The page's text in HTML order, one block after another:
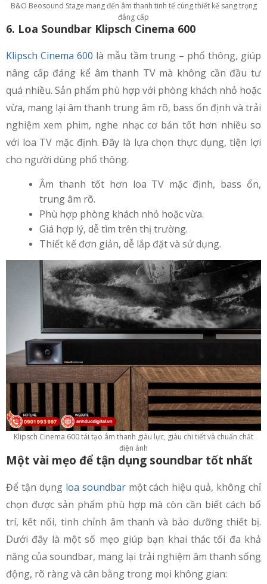
B&O Beosound Stage mang đến âm thanh tinh tế cùng thiết kế sang trọng
đẳng cấp
6. Loa Soundbar Klipsch Cinema 600
Klipsch Cinema 600 là mẫu tầm trung – phổ thông, giúp
nâng cấp đáng kể âm thanh TV mà không cần đầu tư
quá nhiều. Sản phẩm phù hợp với phòng khách nhỏ hoặc
vừa, mang lại âm thanh trung âm rõ, bass ổn định và trải
nghiệm xem phim, nghe nhạc cơ bản tốt hơn nhiều so
với loa TV mặc định. Đây là lựa chọn thực dụng, tiện lợi
cho người dùng phổ thông.
Âm thanh tốt hơn loa TV mặc định, bass ổn,
trung âm rõ.
Phù hợp phòng khách nhỏ hoặc vừa.
Giá hợp lý, dễ tìm trên thị trường.
Thiết kế đơn giản, dễ lắp đặt và sử dụng.
Klipsch Cinema 600 tái tạo âm thanh giàu lực, giàu chi tiết và chuẩn chất
điện ảnh
Một vài mẹo để tận dụng soundbar tốt nhất
Để tận dụng loa soundbarmột cách hiệu quả, không chỉ
chọn được sản phẩm phù hợp mà còn cần biết cách bố
trí, kết nối, tinh chỉnh âm thanh và bảo dưỡng thiết bị.
Dưới đây là một số mẹo giúp bạn khai thác tối đa khả
năng của soundbar, mang lại trải nghiệm âm thanh sống
động, rõ ràng và cân bằng trong mọi không gian: